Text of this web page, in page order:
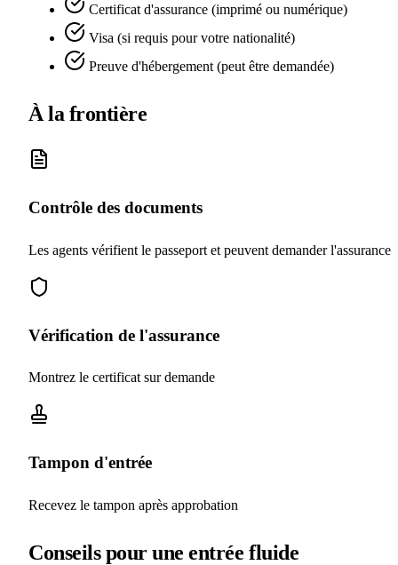
Certificat d'assurance (imprimé ou numérique)
Visa (si requis pour votre nationalité)
Preuve d'hébergement (peut être demandée)
À la frontière
Contrôle des documents
Les agents vérifient le passeport et peuvent demander l'assurance
Vérification de l'assurance
Montrez le certificat sur demande
Tampon d'entrée
Recevez le tampon après approbation
Conseils pour une entrée fluide